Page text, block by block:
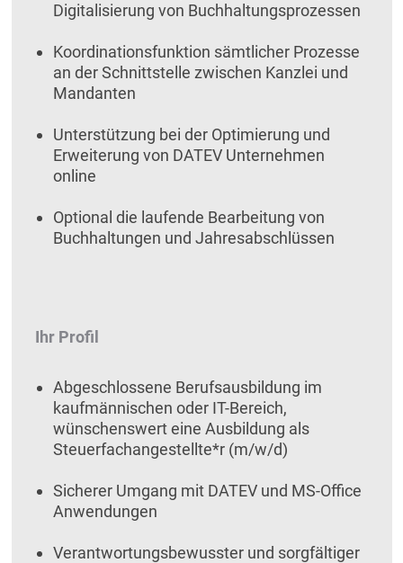
Digitalisierung von Buchhaltungsprozessen
Koordinationsfunktion sämtlicher Prozesse
an der Schnittstelle zwischen Kanzlei und
Mandanten
Unterstützung bei der Optimierung und
Erweiterung von DATEV Unternehmen
online
Optional die laufende Bearbeitung von
Buchhaltungen und Jahresabschlüssen
Ihr Profil
Abgeschlossene Berufsausbildung im
kaufmännischen oder IT-Bereich,
wünschenswert eine Ausbildung als
Steuerfachangestellte*r (m/w/d)
Sicherer Umgang mit DATEV und MS-Office
Anwendungen
Verantwortungsbewusster und sorgfältiger